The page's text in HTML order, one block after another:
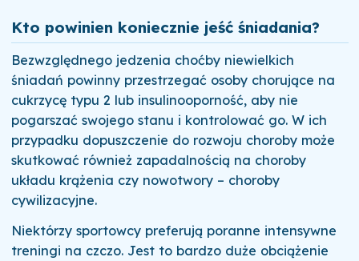
Kto powinien koniecznie jeść śniadania?
Bezwzględnego jedzenia choćby niewielkich
śniadań powinny przestrzegać osoby chorujące na
cukrzycę typu 2 lub insulinooporność, aby nie
pogarszać swojego stanu i kontrolować go. W ich
przypadku dopuszczenie do rozwoju choroby może
skutkować również zapadalnością na choroby
układu krążenia czy nowotwory – choroby
cywilizacyjne.
Niektórzy sportowcy preferują poranne intensywne
treningi na czczo. Jest to bardzo duże obciążenie